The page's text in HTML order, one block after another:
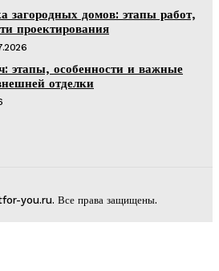
загородных домов: этапы работ,
проектирования
этапы, особенности и важные
отделки
you.ru. Все права защищены.